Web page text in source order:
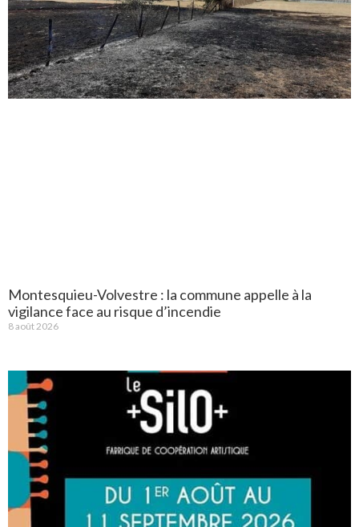
Montesquieu-Volvestre : la commune appelle à la
vigilance face au risque d’incendie
8 août 2026